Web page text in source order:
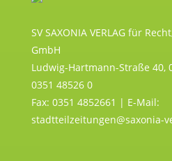
SV SAXONIA VERLAG für
GmbH
Ludwig-Hartmann-Straße 40,
0351 48526 0
Fax: 0351 4852661 | E-Mail:
stadtteilzeitungen@saxonia-